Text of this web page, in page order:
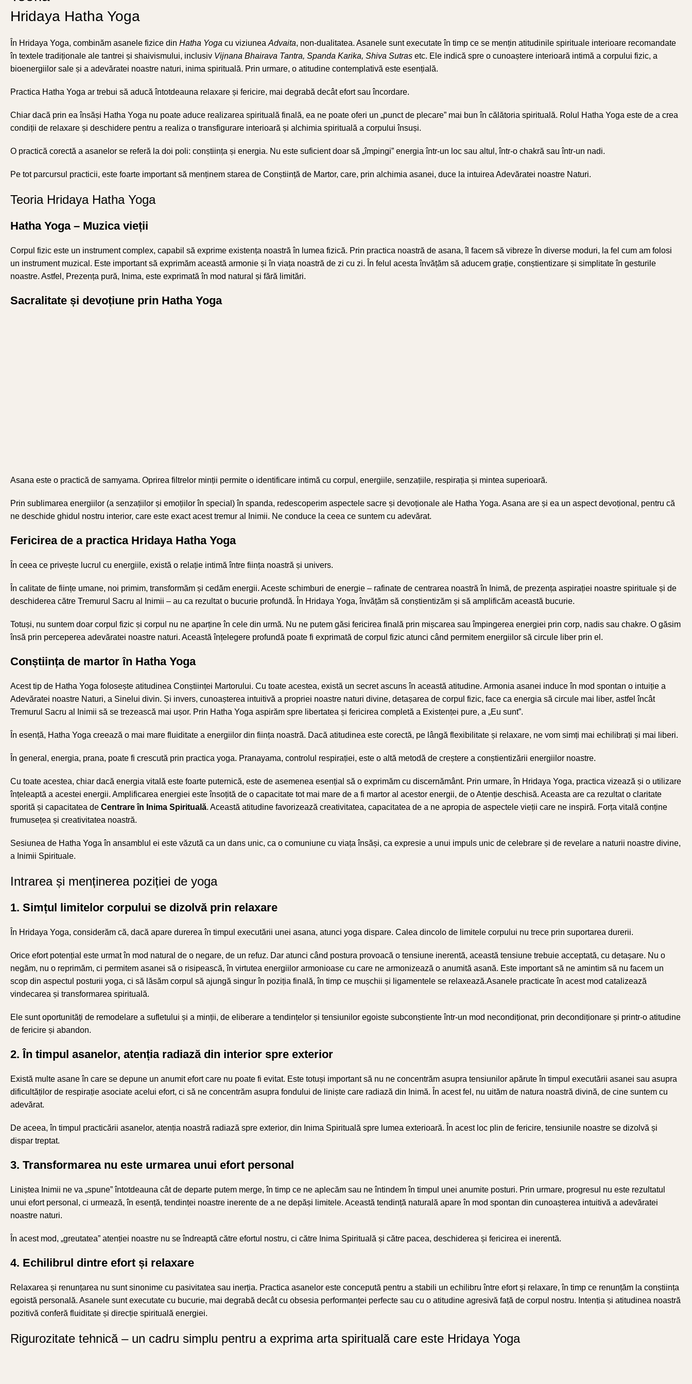
Hridaya Hatha Yoga
În Hridaya Yoga, combinăm asanele fizice din Hatha Yoga cu viziunea Advaita, non-dualitatea. Asanele sunt executate în timp ce se mențin atitudinile spirituale interioare recomandate
în textele tradiționale ale tantrei și shaivismului, inclusiv Vijnana Bhairava Tantra, Spanda Karika, Shiva Sutras etc. Ele indică spre o cunoaștere interioară intimă a corpului fizic, a
bioenergiilor sale și a adevăratei noastre naturi, inima spirituală. Prin urmare, o atitudine contemplativă este esențială.
Practica Hatha Yoga ar trebui să aducă întotdeauna relaxare și fericire, mai degrabă decât efort sau încordare.
Chiar dacă prin ea însăși Hatha Yoga nu poate aduce realizarea spirituală finală, ea ne poate oferi un „punct de plecare” mai bun în călătoria spirituală. Rolul Hatha Yoga este de a crea
condiții de relaxare și deschidere pentru a realiza o transfigurare interioară și alchimia spirituală a corpului însuși.
O practică corectă a asanelor se referă la doi poli: conștiința și energia. Nu este suficient doar să „împingi” energia într-un loc sau altul, într-o chakră sau într-un nadi.
Pe tot parcursul practicii, este foarte important să menținem starea de Conștiință de Martor, care, prin alchimia asanei, duce la intuirea Adevăratei noastre Naturi.
Teoria Hridaya Hatha Yoga
Hatha Yoga – Muzica vieții
Corpul fizic este un instrument complex, capabil să exprime existența noastră în lumea fizică. Prin practica noastră de asana, îl facem să vibreze în diverse moduri, la fel cum am folosi
un instrument muzical. Este important să exprimăm această armonie și în viața noastră de zi cu zi. În felul acesta învățăm să aducem grație, conștientizare și simplitate în gesturile
noastre. Astfel, Prezența pură, Inima, este exprimată în mod natural și fără limitări.
Sacralitate și devoțiune prin Hatha Yoga
Asana este o practică de samyama. Oprirea filtrelor minții permite o identificare intimă cu corpul, energiile, senzațiile, respirația și mintea superioară.
Prin sublimarea energiilor (a senzațiilor și emoțiilor în special) în spanda, redescoperim aspectele sacre și devoționale ale Hatha Yoga. Asana are și ea un aspect devoțional, pentru că
ne deschide ghidul nostru interior, care este exact acest tremur al Inimii. Ne conduce la ceea ce suntem cu adevărat.
Fericirea de a practica Hridaya Hatha Yoga
În ceea ce privește lucrul cu energiile, există o relație intimă între ființa noastră și univers.
În calitate de ființe umane, noi primim, transformăm și cedăm energii. Aceste schimburi de energie – rafinate de centrarea noastră în Inimă, de prezența aspirației noastre spirituale și de
deschiderea către Tremurul Sacru al Inimii – au ca rezultat o bucurie profundă. În Hridaya Yoga, învățăm să conștientizăm și să amplificăm această bucurie.
Totuși, nu suntem doar corpul fizic și corpul nu ne aparține în cele din urmă. Nu ne putem găsi fericirea finală prin mișcarea sau împingerea energiei prin corp, nadis sau chakre. O găsim
însă prin perceperea adevăratei noastre naturi. Această înțelegere profundă poate fi exprimată de corpul fizic atunci când permitem energiilor să circule liber prin el.
Conștiința de martor în Hatha Yoga
Acest tip de Hatha Yoga folosește atitudinea Conștiinței Martorului. Cu toate acestea, există un secret ascuns în această atitudine. Armonia asanei induce în mod spontan o intuiție a
Adevăratei noastre Naturi, a Sinelui divin. Și invers, cunoașterea intuitivă a propriei noastre naturi divine, detașarea de corpul fizic, face ca energia să circule mai liber, astfel încât
Tremurul Sacru al Inimii să se trezească mai ușor. Prin Hatha Yoga aspirăm spre libertatea și fericirea completă a Existenței pure, a „Eu sunt”.
În esență, Hatha Yoga creează o mai mare fluiditate a energiilor din ființa noastră. Dacă atitudinea este corectă, pe lângă flexibilitate și relaxare, ne vom simți mai echilibrați și mai liberi.
În general, energia, prana, poate fi crescută prin practica yoga. Pranayama, controlul respirației, este o altă metodă de creștere a conștientizării energiilor noastre.
Cu toate acestea, chiar dacă energia vitală este foarte puternică, este de asemenea esențial să o exprimăm cu discernământ. Prin urmare, în Hridaya Yoga, practica vizează și o utilizare
înțeleaptă a acestei energii. Amplificarea energiei este însoțită de o capacitate tot mai mare de a fi martor al acestor energii, de o Atenție deschisă. Aceasta are ca rezultat o claritate
sporită și capacitatea de Centrare în Inima Spirituală. Această atitudine favorizează creativitatea, capacitatea de a ne apropia de aspectele vieții care ne inspiră. Forța vitală conține
frumusețea și creativitatea noastră.
Sesiunea de Hatha Yoga în ansamblul ei este văzută ca un dans unic, ca o comuniune cu viața însăși, ca expresie a unui impuls unic de celebrare și de revelare a naturii noastre divine,
a Inimii Spirituale.
Intrarea și menținerea poziției de yoga
1. Simțul limitelor corpului se dizolvă prin relaxare
În Hridaya Yoga, considerăm că, dacă apare durerea în timpul executării unei asana, atunci yoga dispare. Calea dincolo de limitele corpului nu trece prin suportarea durerii.
Orice efort potențial este urmat în mod natural de o negare, de un refuz. Dar atunci când postura provoacă o tensiune inerentă, această tensiune trebuie acceptată, cu detașare. Nu o
negăm, nu o reprimăm, ci permitem asanei să o risipească, în virtutea energiilor armonioase cu care ne armonizează o anumită asană. Este important să ne amintim să nu facem un
scop din aspectul posturii yoga, ci să lăsăm corpul să ajungă singur în poziția finală, în timp ce mușchii și ligamentele se relaxează.Asanele practicate în acest mod catalizează
vindecarea și transformarea spirituală.
Ele sunt oportunități de remodelare a sufletului și a minții, de eliberare a tendințelor și tensiunilor egoiste subconștiente într-un mod necondiționat, prin decondiționare și printr-o atitudine
de fericire și abandon.
2. În timpul asanelor, atenția radiază din interior spre exterior
Există multe asane în care se depune un anumit efort care nu poate fi evitat. Este totuși important să nu ne concentrăm asupra tensiunilor apărute în timpul executării asanei sau asupra
dificultăților de respirație asociate acelui efort, ci să ne concentrăm asupra fondului de liniște care radiază din Inimă. În acest fel, nu uităm de natura noastră divină, de cine suntem cu
adevărat.
De aceea, în timpul practicării asanelor, atenția noastră radiază spre exterior, din Inima Spirituală spre lumea exterioară. În acest loc plin de fericire, tensiunile noastre se dizolvă și
dispar treptat.
3. Transformarea nu este urmarea unui efort personal
Liniștea Inimii ne va „spune” întotdeauna cât de departe putem merge, în timp ce ne aplecăm sau ne întindem în timpul unei anumite posturi. Prin urmare, progresul nu este rezultatul
unui efort personal, ci urmează, în esență, tendinței noastre inerente de a ne depăși limitele. Această tendință naturală apare în mod spontan din cunoașterea intuitivă a adevăratei
noastre naturi.
În acest mod, „greutatea” atenției noastre nu se îndreaptă către efortul nostru, ci către Inima Spirituală și către pacea, deschiderea și fericirea ei inerentă.
4. Echilibrul dintre efort și relaxare
Relaxarea și renunțarea nu sunt sinonime cu pasivitatea sau inerția. Practica asanelor este concepută pentru a stabili un echilibru între efort și relaxare, în timp ce renunțăm la conștiința
egoistă personală. Asanele sunt executate cu bucurie, mai degrabă decât cu obsesia performanței perfecte sau cu o atitudine agresivă față de corpul nostru. Intenția și atitudinea noastră
pozitivă conferă fluiditate și direcție spirituală energiei.
Rigurozitate tehnică – un cadru simplu pentru a exprima arta spirituală care este Hridaya Yoga